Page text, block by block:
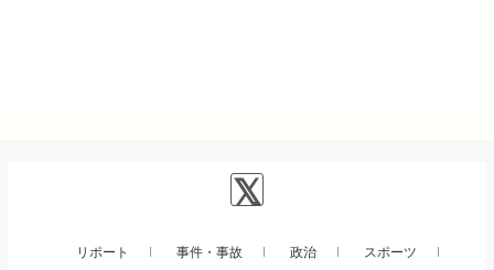
リポート 事件・事故 政治 スポーツ